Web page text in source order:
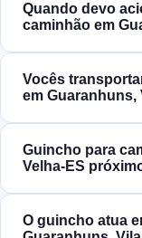
Quando devo
caminhão em
Vocês
em Guaranhuns,
Guincho para
Velha‑ES
O guincho atua